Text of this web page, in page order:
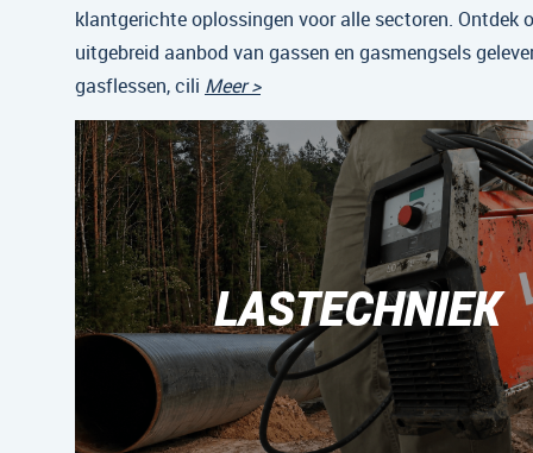
klantgerichte oplossingen voor alle sectoren. Ontdek
uitgebreid aanbod van gassen en gasmengsels
gasflessen, cili Meer >
LASTECHNIEK